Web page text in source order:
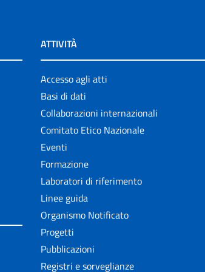
ATTIVITÀ
Accesso agli atti
Basi di dati
Collaborazioni internazionali
Comitato Etico Nazionale
Eventi
Formazione
Laboratori di riferimento
Linee guida
Organismo Notificato
Progetti
Pubblicazioni
Registri e sorveglianze